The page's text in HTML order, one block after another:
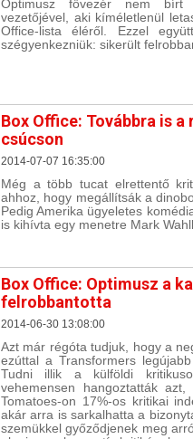
Optimusz fővezér nem
vezetőjével, aki kíméletlenül
Office-lista éléről. Ezzel
szégyenkezniük: sikerült
Box Office: Továbbra is
csúcson
2014-07-07 16:35:00
Még a több tucat elrettentő
ahhoz, hogy megállítsák a
Pedig Amerika ügyeletes
is kihívta egy menetre Mark
Box Office: Optimusz a
felrobbantotta
2014-06-30 13:08:00
Azt már régóta tudjuk, hogy a
ezúttal a Transformers
Tudni illik a külföldi
vehemensen hangoztatták
Tomatoes-on 17%-os kritikai
akár arra is sarkalhatta a
szemükkel győződjenek meg